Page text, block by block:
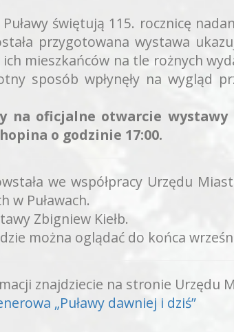
świętują 115. rocznicę
przygotowana wystawa
ich mieszkańców na tle rożnych
sposób wpłynęły na wygląd
na oficjalne otwarcie wystawy
o godzinie 17:00.
we współpracy Urzędu
w Puławach.
Zbigniew Kiełb.
można oglądać do końca
znajdziecie na stronie Urzędu
„Puławy dawniej i dziś”